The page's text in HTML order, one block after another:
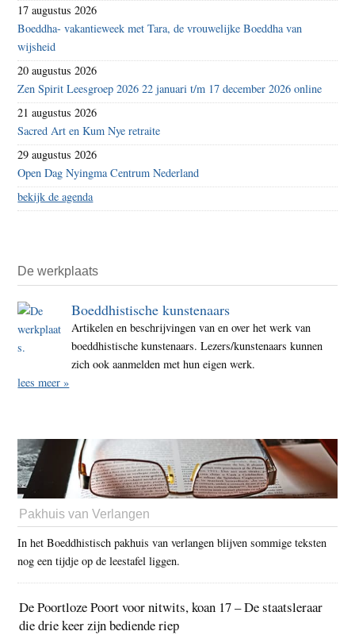
17 augustus 2026
Boeddha- vakantieweek met Tara, de vrouwelijke Boeddha van
wijsheid
20 augustus 2026
Zen Spirit Leesgroep 2026 22 januari t/m 17 december 2026 online
21 augustus 2026
Sacred Art en Kum Nye retraite
29 augustus 2026
Open Dag Nyingma Centrum Nederland
bekijk de agenda
De werkplaats
Boeddhistische kunstenaars
Artikelen en beschrijvingen van en over het werk van
boeddhistische kunstenaars. Lezers/kunstenaars kunnen
zich ook aanmelden met hun eigen werk.
lees meer »
Pakhuis van Verlangen
In het Boeddhistisch pakhuis van verlangen blijven sommige teksten
nog een tijdje op de leestafel liggen.
De Poortloze Poort voor nitwits, koan 17 – De staatsleraar
die drie keer zijn bediende riep